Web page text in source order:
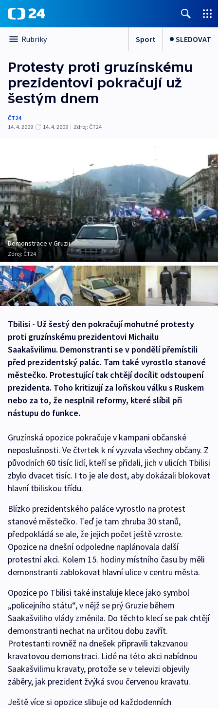
Rubriky Sport SLEDOVAT
Protesty proti gruzínskému
prezidentovi pokračují už
šestým dnem
ČT24
14. 4. 2009
14. 4. 2009 | Zdroj: ČT24
Demonstrace v Gruzii
Zdroj: ČT24
Tbilisi - Už šestý den pokračují mohutné protesty
proti gruzínskému prezidentovi Michailu
Saakašvilimu. Demonstranti se v pondělí přemístili
před prezidentský palác. Tam také vyrostlo stanové
městečko. Protestující tak chtějí docílit odstoupení
prezidenta. Toho kritizují za loňskou válku s Ruskem
nebo za to, že nesplnil reformy, které slíbil při
nástupu do funkce.
Gruzínská opozice pokračuje v kampani občanské
neposlušnosti. Ve čtvrtek k ní vyzvala všechny občany. Z
původních 60 tisíc lidí, kteří se přidali, jich v ulicích Tbilisi
zbylo dvacet tisíc. I to je ale dost, aby dokázali blokovat
hlavní tbiliskou třídu.
Blízko prezidentského paláce vyrostlo na protest
stanové městečko. Teď je tam zhruba 30 stanů,
předpokládá se ale, že jejich počet ještě vzroste.
Opozice na dnešní odpoledne naplánovala další
protestní akci. Kolem 15. hodiny místního času by měli
demonstranti zablokovat hlavní ulice v centru města.
Opozice po Tbilisi také instaluje klece jako symbol
„policejního státu“, v nějž se prý Gruzie během
Saakašviliho vlády změnila. Do těchto klecí se pak chtějí
demonstranti nechat na určitou dobu zavřít.
Protestanti rovněž na dnešek připravili takzvanou
kravatovou demonstraci. Lidé na této akci nabídnou
Saakašvilimu kravaty, protože se v televizi objevily
záběry, jak prezident žvýká svou červenou kravatu.
Ještě více si opozice slibuje od každodenních